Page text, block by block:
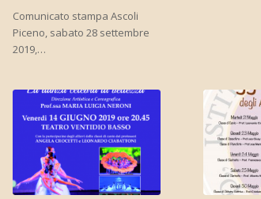
Comunicato stampa Ascoli
Piceno, sabato 28 settembre
2019,…